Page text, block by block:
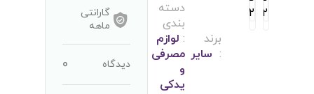
برند
: سایر
دسته
بندی
: لوازم
مصرفی
و
یدکی
گارانتی
ماهه
دیدگاه 0